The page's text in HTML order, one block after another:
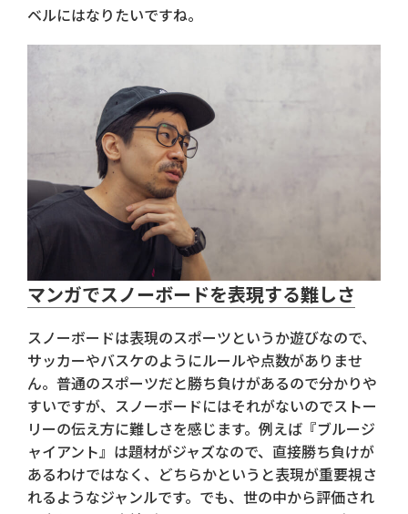
ベルにはなりたいですね。
マンガでスノーボードを表現する難しさ
スノーボードは表現のスポーツというか遊びなので、
サッカーやバスケのようにルールや点数がありませ
ん。普通のスポーツだと勝ち負けがあるので分かりや
すいですが、スノーボードにはそれがないのでストー
リーの伝え方に難しさを感じます。例えば『ブルージ
ャイアント』は題材がジャズなので、直接勝ち負けが
あるわけではなく、どちらかというと表現が重要視さ
れるようなジャンルです。でも、世の中から評価され